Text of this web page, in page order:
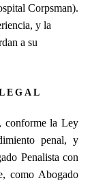
Corpsman).
y la
a su
conforme la Ley
penal, y
Penalista con
como Abogado